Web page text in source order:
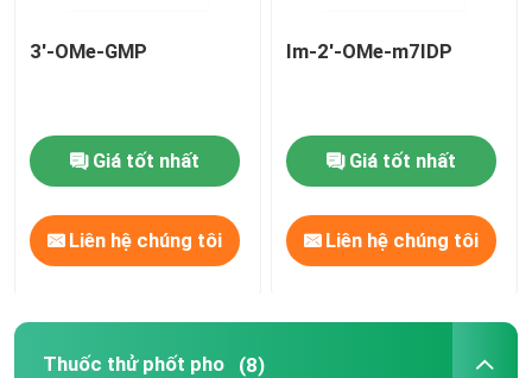
3'-OMe-GMP
Giá tốt nhất
Liên hệ chúng tôi
Im-2'-OMe-m7IDP
Giá tốt nhất
Liên hệ chúng tôi
Thuốc thử phốt pho (8)